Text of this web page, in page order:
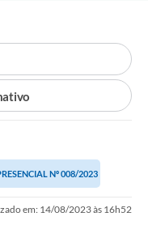
Nº 008/2023
em: 14/08/2023 às 16h52